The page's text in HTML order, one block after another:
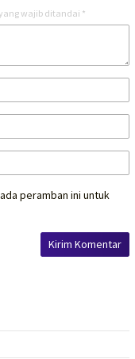
wajib ditandai *
peramban ini untuk